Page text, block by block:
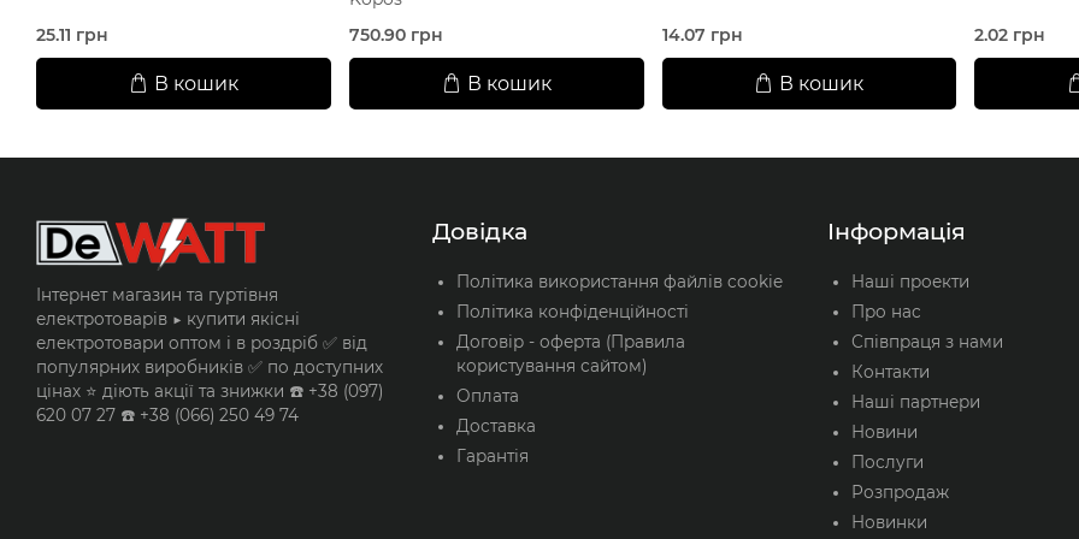
25.11 грн
В кошик
750.90 грн
В кошик
14.07 грн
В кошик
2.02 грн
Інтернет магазин та гуртівня
електротоварів ▶️ купити якісні
електротовари оптом і в роздріб ✅ від
популярних виробників ✅ по доступних
цінах ⭐ діють акції та знижки ☎️ +38 (097)
620 07 27 ☎️ +38 (066) 250 49 74
Довідка
Політика використання файлів cookie
Політика конфіденційності
Договір - оферта (Правила
користування сайтом)
Оплата
Доставка
Гарантія
Інформація
Наші проекти
Про нас
Співпраця з нами
Контакти
Наші партнери
Новини
Послуги
Розпродаж
Новинки